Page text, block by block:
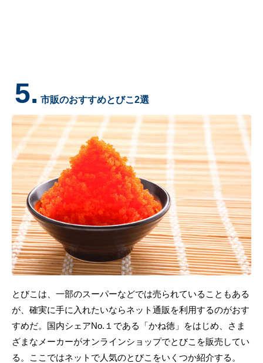
5. 市販のおすすめとびこ2選
とびこは、一部のスーパーなどでは売られていることもある
が、確実に手に入れたいならネット通販を利用するのがおす
すめだ。国内シェアNo.１である「かね徳」をはじめ、さま
ざまなメーカーがオンラインショップでとびこを販売してい
る。ここではネットで人気のとびこをいくつか紹介する。